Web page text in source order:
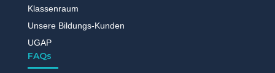
Klassenraum
Unsere Bildungs-Kunden
UGAP
FAQs